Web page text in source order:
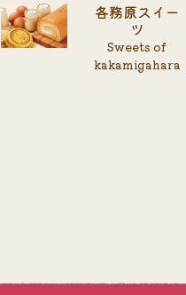
各務原スイー
ツ
Sweets of
kakamigahara